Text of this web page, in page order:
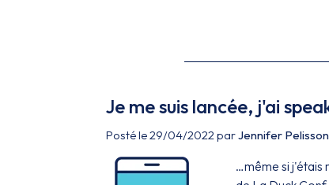
Je me suis lancée, j'ai
Posté le 29/04/2022 parJennifer Pelisson
…même si j'étais